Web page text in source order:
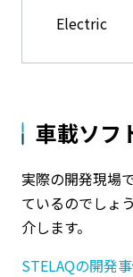
Electric
車載ソフ
実際の開発現場
ているのでしょ
介します。
STELAQの開発